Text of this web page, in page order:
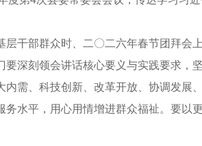
干部群众时、二〇二六年春节团拜会
深刻领会讲话核心要义与实践要求，
需、科技创新、改革开放、协调发展
水平，用心用情增进群众福祉。要以